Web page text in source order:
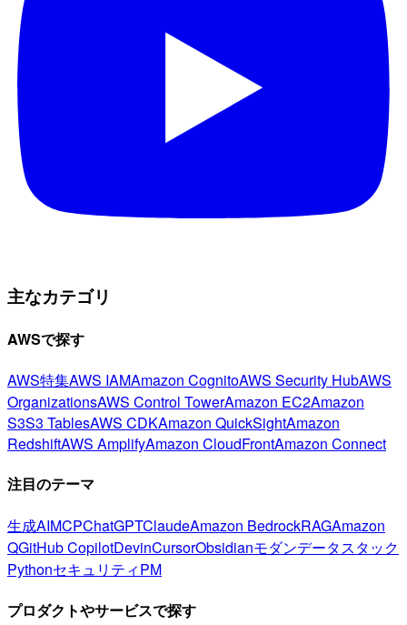
主なカテゴリ
AWSで探す
AWS特集AWS IAMAmazon CognitoAWS Security HubAWS
OrganizationsAWS Control TowerAmazon EC2Amazon
S3S3 TablesAWS CDKAmazon QuickSightAmazon
RedshiftAWS AmplifyAmazon CloudFrontAmazon Connect
注目のテーマ
生成AIMCPChatGPTClaudeAmazon BedrockRAGAmazon
QGitHub CopilotDevinCursorObsidianモダンデータスタック
PythonセキュリティPM
プロダクトやサービスで探す